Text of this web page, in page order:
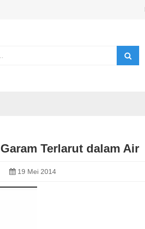
Terlarut dalam Air
19 Mei 2014